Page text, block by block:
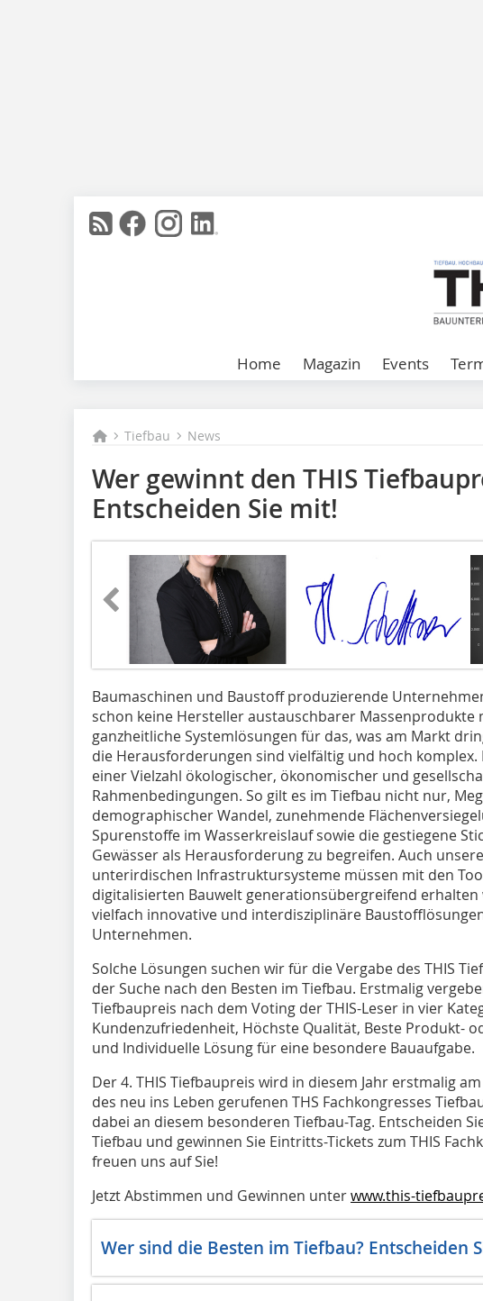
Home Magazin Events
Tiefbau News
Wer gewinnt den THIS
Entscheiden Sie mit!
Baumaschinen und Baustoff produzierende
schon keine Hersteller austauschbarer Massenprodukte
ganzheitliche Systemlösungen für das, was am Markt
die Herausforderungen sind vielfältig und hoch
einer Vielzahl ökologischer, ökonomischer und
Rahmenbedingungen. So gilt es im Tiefbau nicht nur,
demographischer Wandel, zunehmende
Spurenstoffe im Wasserkreislauf sowie die gestiegene
Gewässer als Herausforderung zu begreifen. Auch
unterirdischen Infrastruktursysteme müssen mit den
digitalisierten Bauwelt generationsübergreifend
vielfach innovative und interdisziplinäre
Unternehmen.
Solche Lösungen suchen wir für die Vergabe des THIS
der Suche nach den Besten im Tiefbau. Erstmalig
Tiefbaupreis nach dem Voting der THIS-Leser in vier
Kundenzufriedenheit, Höchste Qualität, Beste Produkt-
und Individuelle Lösung für eine besondere Bauaufgabe.
Der 4. THIS Tiefbaupreis wird in diesem Jahr erstmalig
des neu ins Leben gerufenen THS Fachkongresses
dabei an diesem besonderen Tiefbau-Tag. Entscheiden
Tiefbau und gewinnen Sie Eintritts-Tickets zum THIS
freuen uns auf Sie!
Jetzt Abstimmen und Gewinnen unterwww.this-
Wer sind die Besten im Tiefbau? Entscheiden